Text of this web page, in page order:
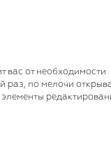
вас от необходимости
раз, по мелочи